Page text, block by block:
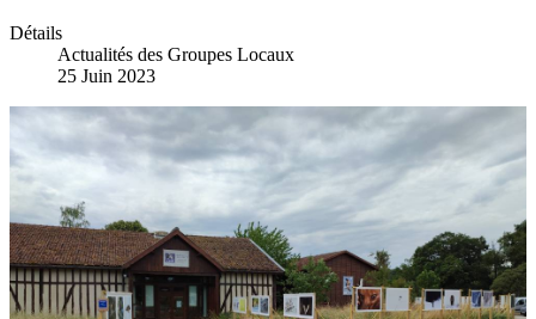
Détails
Actualités des Groupes Locaux
25 Juin 2023